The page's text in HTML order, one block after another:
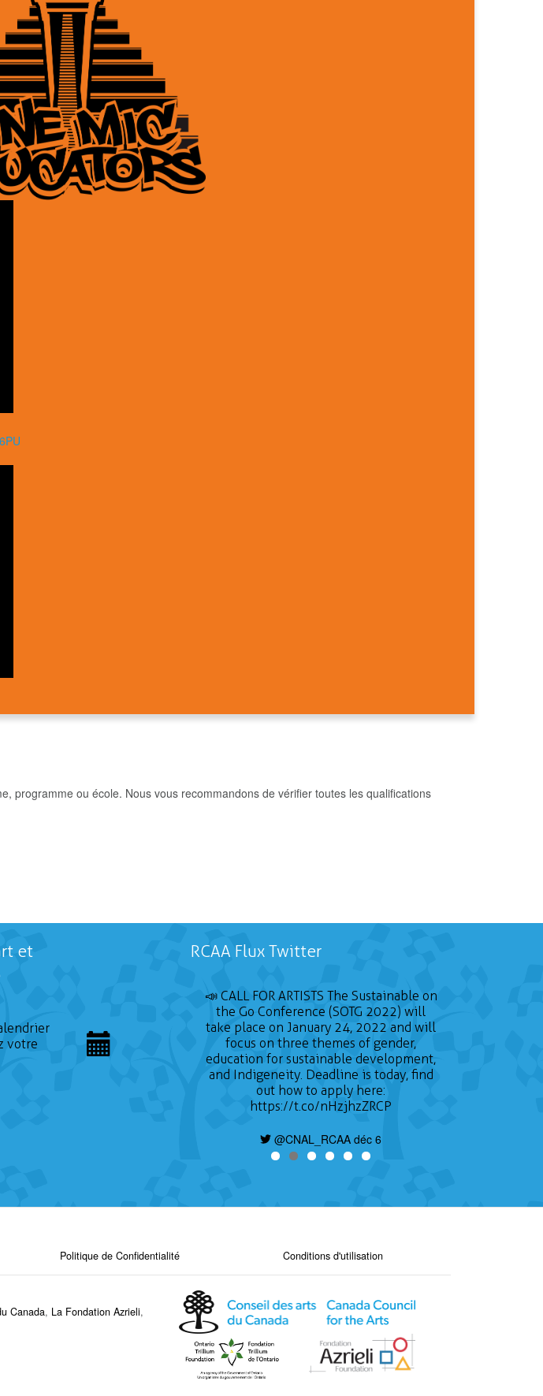
programme ou école. Nous vous recommandons de vérifier toutes les qualifications
et
votre
RCAA Flux Twitter
📣 CALL FOR ARTISTS The Sustainable on
the Go Conference (SOTG 2022) will
take place on January 24, 2022 and will
focus on three themes of gender,
education for sustainable development,
and Indigeneity. Deadline is today, find
out how to apply here:
https://t.co/nHzjhzZRCP
@CNAL_RCAA déc 6
Politique de Confidentialité Conditions d'utilisation
Canada, La Fondation Azrieli,